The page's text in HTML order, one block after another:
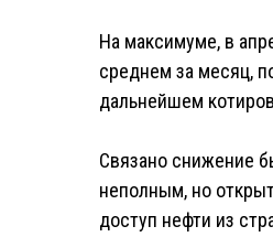
На максимуме, в
среднем за месяц,
дальнейшем
Связано снижение
неполным, но
доступ нефти из